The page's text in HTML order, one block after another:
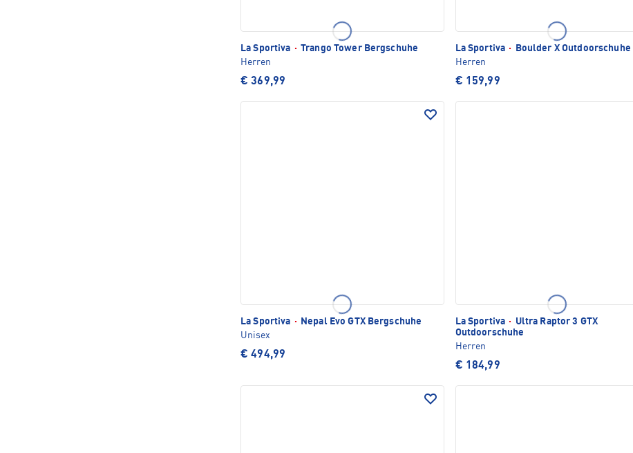
La Sportiva · Trango Tower Bergschuhe
Herren
€ 369,99
La Sportiva ·
Boulder X Outdoorschuhe
Herren
€ 159,99
La Sportiva ·
Nepal Evo GTX Bergschuhe
Unisex
€ 494,99
La Sportiva · Ultra Raptor 3 GTX
Outdoorschuhe
Herren
€ 184,99